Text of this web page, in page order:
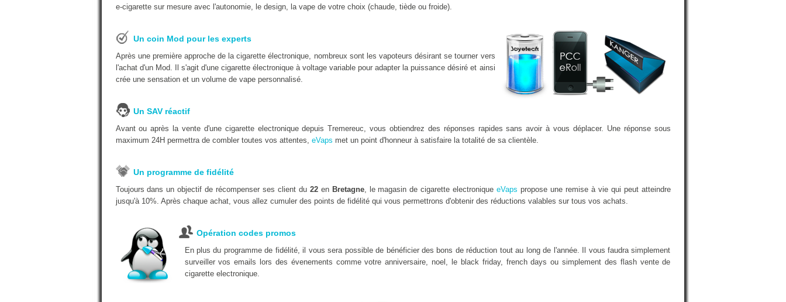
e-cigarette sur mesure avec l'autonomie, le design, la vape de votre choix (chaude, tiède ou froide).
Un coin Mod pour les experts
Après une première approche de la cigarette électronique, nombreux sont les vapoteurs désirant se tourner vers
l'achat d'un Mod. Il s'agit d'une cigarette électronique à voltage variable pour adapter la puissance désiré et ainsi
crée une sensation et un volume de vape personnalisé.
Un SAV réactif
Avant ou après la vente d'une cigarette electronique depuis Tremereuc, vous obtiendrez des réponses rapides sans avoir à vous déplacer. Une réponse sous
maximum 24H permettra de combler toutes vos attentes, eVaps met un point d'honneur à satisfaire la totalité de sa clientèle.
Un programme de fidélité
Toujours dans un objectif de récompenser ses client du 22en Bretagne, le magasin de cigarette electroniqueeVaps propose une remise à vie qui peut atteindre
jusqu'à 10%. Après chaque achat, vous allez cumuler des points de fidélité qui vous permettrons d'obtenir des réductions valables sur tous vos achats.
Opération codes promos
En plus du programme de fidélité, il vous sera possible de bénéficier des bons de réduction tout au long de l'année. Il vous faudra simplement
surveiller vos emails lors des évenements comme votre anniversaire, noel, le black friday, french days ou simplement des flash vente de
cigarette electronique.